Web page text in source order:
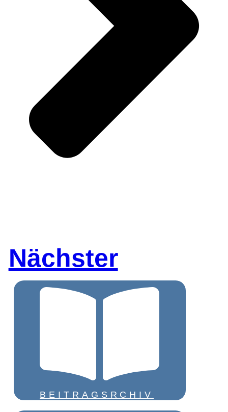
Nächster
BEITRAGSRCHIV